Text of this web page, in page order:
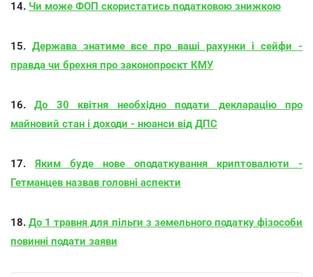
14. Чи може ФОП скористатись податковою знижкою
15. Держава знатиме все про ваші рахунки і сейфи -
правда чи брехня про законопроєкт КМУ
16.До 30 квітня необхідно подати декларацію про
майновий стан і доходи - нюанси від ДПС
17. Яким буде нове оподаткування криптовалюти -
Гетманцев назвав головні аспекти
18.До 1 травня для пільги з земельного податку фізособи
повинні подати заяви